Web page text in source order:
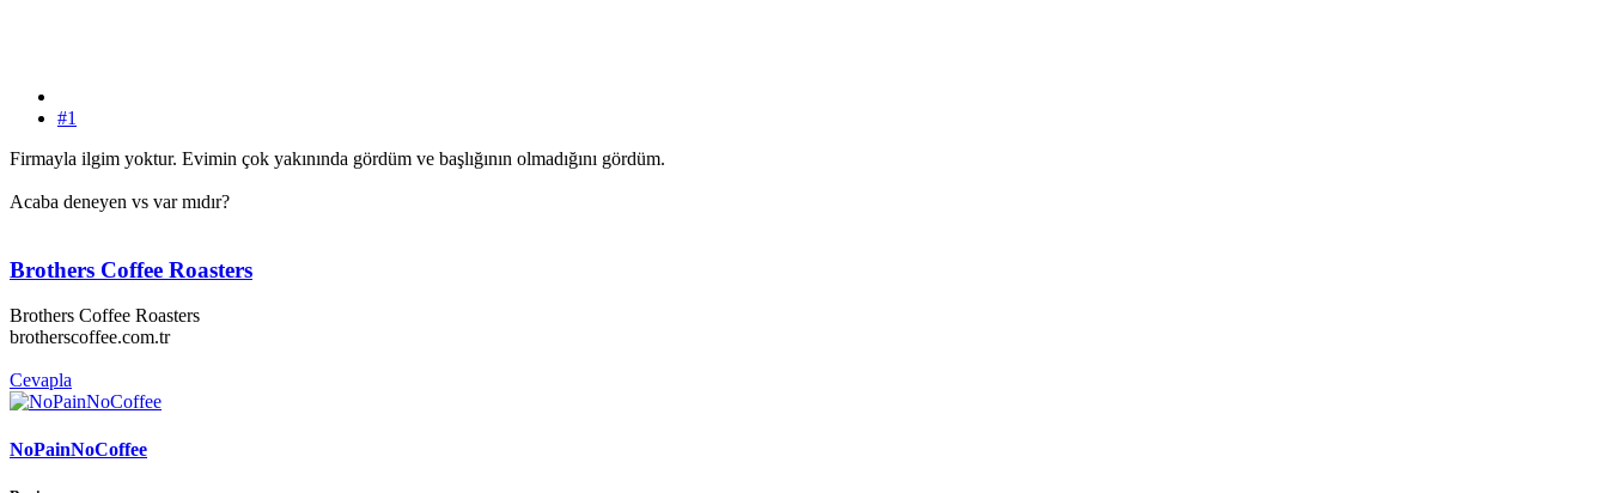
#1
Firmayla ilgim yoktur. Evimin çok yakınında gördüm ve başlığının olmadığını gördüm.
Acaba deneyen vs var mıdır?
Brothers Coffee Roasters
Brothers Coffee Roasters
brotherscoffee.com.tr
Cevapla
NoPainNoCoffee